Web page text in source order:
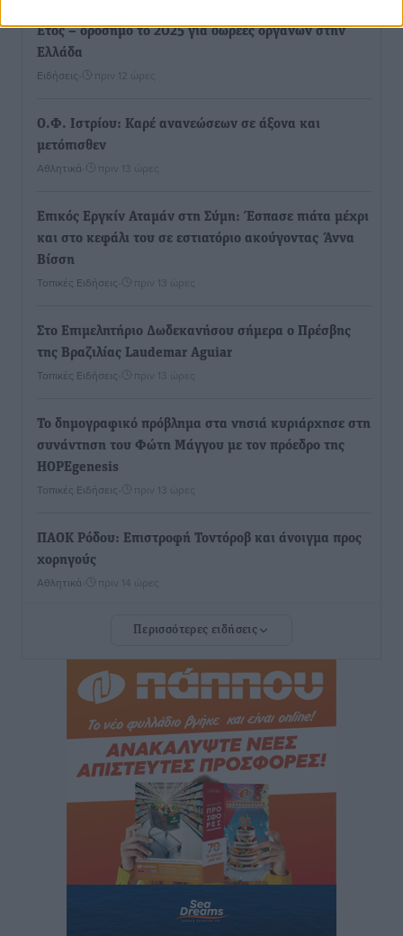
Έτος – ορόσημο το 2025 για δωρεές οργάνων στην
Ελλάδα
Ειδήσεις πριν 12 ώρες
Ο.Φ. Ιστρίου: Καρέ ανανεώσεων σε άξονα και
μετόπισθεν
Αθλητικά πριν 13 ώρες
Επικός Εργκίν Αταμάν στη Σύμη: Έσπασε πιάτα μέχρι
και στο κεφάλι του σε εστιατόριο ακούγοντας Άννα
Βίσση
Τοπικές Ειδήσεις πριν 13 ώρες
Στο Επιμελητήριο Δωδεκανήσου σήμερα ο Πρέσβης
της Βραζιλίας Laudemar Aguiar
Τοπικές Ειδήσεις πριν 13 ώρες
To δημογραφικό πρόβλημα στα νησιά κυριάρχησε στη
συνάντηση του Φώτη Μάγγου με τον πρόεδρο της
HOPEgenesis
Τοπικές Ειδήσεις πριν 13 ώρες
ΠΑΟΚ Ρόδου: Επιστροφή Τοντόροβ και άνοιγμα προς
χορηγούς
Αθλητικά πριν 14 ώρες
Rhodes Beyond Summer – Εκεί που το καλοκαίρι
Τοπικές Ειδήσεις• πριν 14 ώρες
Κικίλιας: Μειώθηκαν κατά 34% οι μεταναστευτικές
ροές στα θαλάσσια σύνορα
• πριν 14 ώρες
Κως: Γερμανός τουρίστας κέρδισε αποζημίωση 900
ευρώ επειδή δεν βρήκε ξαπλώστρες στις
οικογενειακές διακοπές του
Τοπικές Ειδήσεις• πριν 14 ώρες
Περισσότερες ειδήσεις